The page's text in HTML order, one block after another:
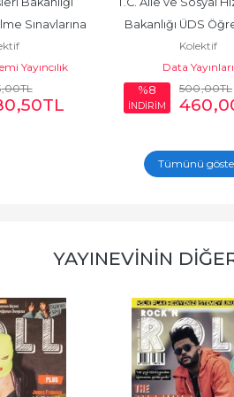
Sınavlarına
Konu...
Yayıncılık
,00TL
,50TL
Bakanlığı ÜDS
Kadrosu Soru...
Kolektif
Data Yayınları
%8
İNDİRİM
500,00TL
460
Tümünü
YAYINEVININ